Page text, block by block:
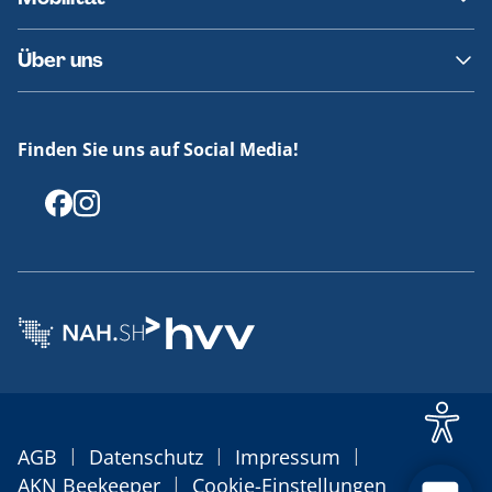
Fundsachen
Häufige Fragen
Barrierefreies Reisen
Erklärung Barrierefreiheit
Über uns
Offenlegungen
Finden Sie uns auf Social Media!
AGB | Datenschutz | Impressum |
AKN Beekeeper | Cookie-Einstellungen